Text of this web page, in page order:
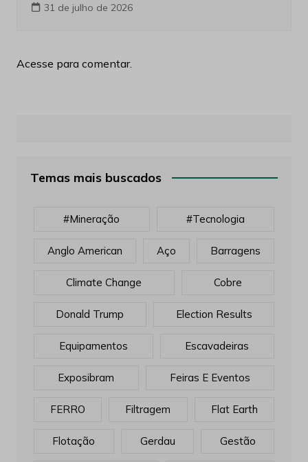
31 de julho de 2026
Acesse para comentar.
Temas mais buscados
#mineração #tecnologia
Anglo American Aço Barragens
Climate Change Cobre
Donald Trump Election Results
Equipamentos Escavadeiras
Exposibram Feiras E Eventos
FERRO Filtragem Flat Earth
Flotação Gerdau Gestão